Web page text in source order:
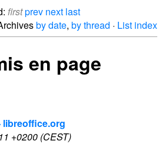
firstprev next last
by date, by thread · List index
en page
libreoffice.org
+0200 (CEST)